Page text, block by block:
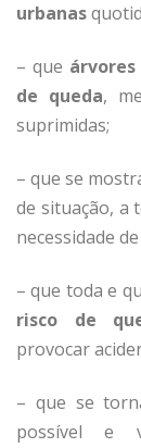
urbanas
– que
de queda,
suprimidas;
– que se
de situação, a
necessidade
– que toda e
risco de
provocar
– que se
possível e